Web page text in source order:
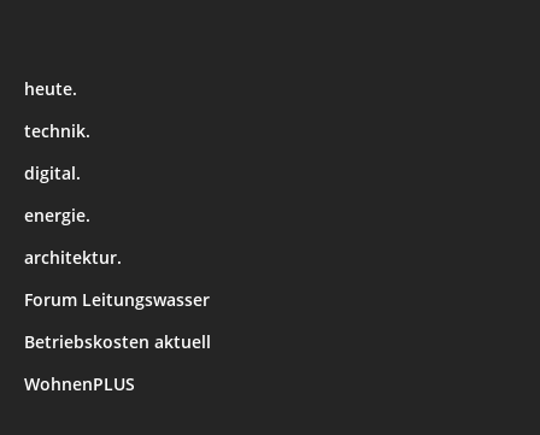
heute.
technik.
digital.
energie.
architektur.
Forum Leitungswasser
Betriebskosten aktuell
WohnenPLUS